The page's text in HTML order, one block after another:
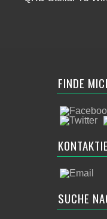
FINDE
SUCHE